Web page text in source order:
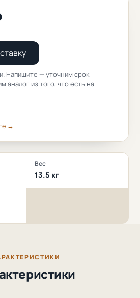
Напишите — уточним срок
аналог из того, что есть на
→
Вес
13.5 кг